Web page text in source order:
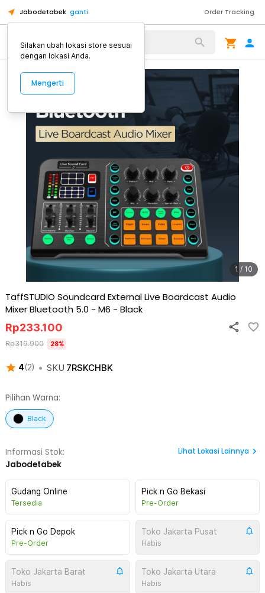
Jabodetabek ganti Order Tracking
Alat Kopi
1 / 10
TaffSTUDIO Soundcard External Live Boardcast Audio
Mixer Bluetooth 5.0 - M6 - Black
4(2) • SKU 7RSKCHBK
Rp233.100
Rp319.900 28%
Pilihan Warna:
Black
Informasi Stok:
Jabodetabek
Lihat Lokasi Lainnya
Gudang Online
Tersedia
Pick n Go Bekasi
Pre-Order
Pick n Go Depok
Pre-Order
Toko Jakarta Pusat
Habis
Toko Jakarta Barat
Habis
Toko Jakarta Utara
Habis
Silakan ubah lokasi store sesuai
dengan lokasi Anda.
Mengerti